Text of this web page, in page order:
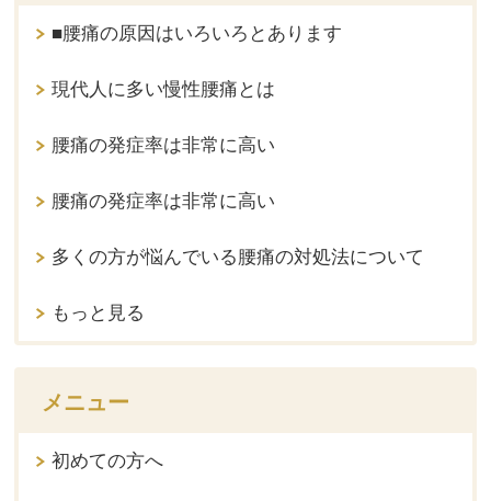
■腰痛の原因はいろいろとあります
現代人に多い慢性腰痛とは
腰痛の発症率は非常に高い
腰痛の発症率は非常に高い
多くの方が悩んでいる腰痛の対処法について
もっと見る
メニュー
初めての方へ